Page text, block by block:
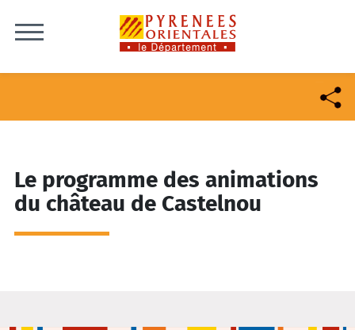
Le programme des animations
du château de Castelnou